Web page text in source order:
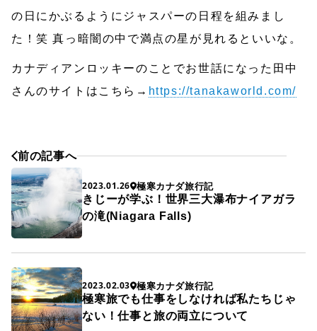
の日にかぶるようにジャスパーの日程を組みまし
た！笑 真っ暗闇の中で満点の星が見れるといいな。
カナディアンロッキーのことでお世話になった田中
さんのサイトはこちら→ https://tanakaworld.com/
前の記事へ
2023.01.26 極寒カナダ旅行記
きじーが学ぶ！世界三大瀑布ナイアガラ
の滝(Niagara Falls)
2023.02.03 極寒カナダ旅行記
極寒旅でも仕事をしなければ私たちじゃ
ない！仕事と旅の両立について